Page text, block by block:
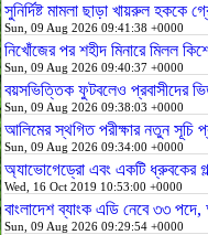
সুনির্দিষ্ট মামলা ছাড়া খায়রুল হককে
Sun, 09 Aug 2026 09:41:38 +0000
নিখোঁজের পর শহীদ মিনারে মিলল
Sun, 09 Aug 2026 09:40:37 +0000
বয়সভিত্তিক ফুটবলেও প্রবাসীদের
Sun, 09 Aug 2026 09:38:03 +0000
আলিমের স্থগিত পরীক্ষার নতুন সূচি
Sun, 09 Aug 2026 09:34:00 +0000
অ্যাভোগেড্রো এবং একটি ধ্রুবকের
Wed, 16 Oct 2019 10:53:00 +0000
বাংলাদেশ ব্যাংক এডি নেবে ৩৩
Sun, 09 Aug 2026 09:29:54 +0000